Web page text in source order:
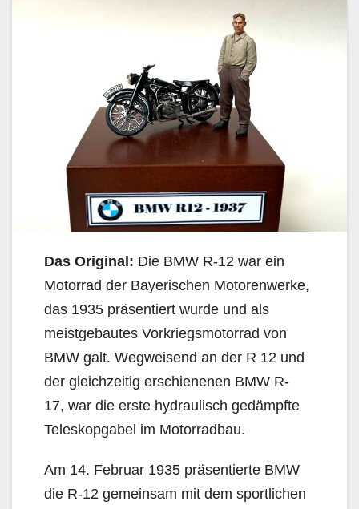
Das Original: Die BMW R-12 war ein
Motorrad der Bayerischen Motorenwerke,
das 1935 präsentiert wurde und als
meistgebautes Vorkriegsmotorrad von
BMW galt. Wegweisend an der R 12 und
der gleichzeitig erschienenen BMW R-
17, war die erste hydraulisch gedämpfte
Teleskopgabel im Motorradbau.
Am 14. Februar 1935 präsentierte BMW
die R-12 gemeinsam mit dem sportlichen